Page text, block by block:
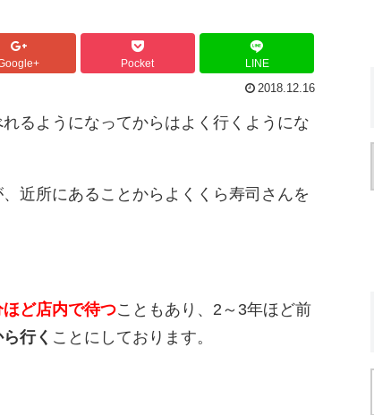
Pocket LINE
2018.12.16
るようになってからはよく行くようにな
近所にあることからよくくら寿司さんを
ど店内で待つこともあり、2～3年ほど前
行く ことにしております。